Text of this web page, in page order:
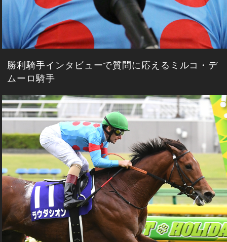
勝利騎手インタビューで質問に応えるミルコ・デ
ムーロ騎手